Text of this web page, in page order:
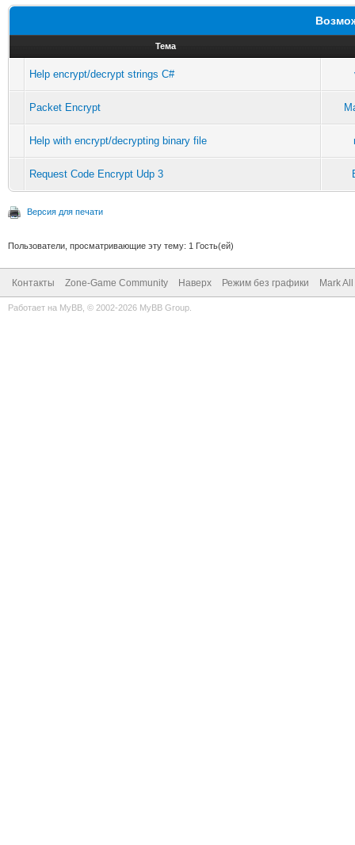
Тема
Help encrypt/decrypt strings C#
Packet Encrypt
Help with encrypt/decrypting binary file
Request Code Encrypt Udp 3
Версия для печати
Пользователи, просматривающие эту тему: 1 Гость(ей)
Контакты Zone-Game Community Наверх Режим без графики Mark
Работает на MyBB , © 2002-2026 MyBB Group